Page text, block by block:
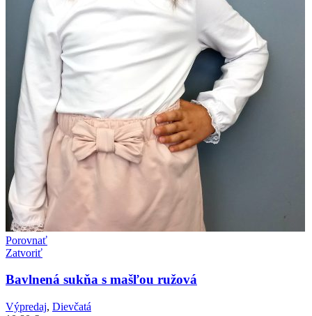
Porovnať
Zatvoriť
Bavlnená sukňa s mašľou ružová
Výpredaj, Dievčatá